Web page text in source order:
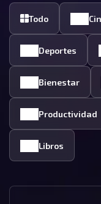
Todo
Deportes
Bienestar
Productividad
Libros